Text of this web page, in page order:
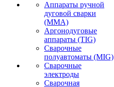
Аппараты ручной
дуговой сварки
(MMA)
Аргонодуговые
аппараты (TIG)
Сварочные
полуавтоматы (MIG)
Сварочные
электроды
Сварочная